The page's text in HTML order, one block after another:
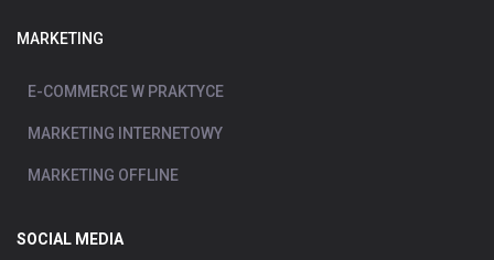
MARKETING
E-COMMERCE W PRAKTYCE
MARKETING INTERNETOWY
MARKETING OFFLINE
SOCIAL MEDIA